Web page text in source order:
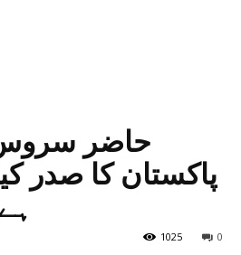
حاضر
پاکستان کا صدر
0
1025